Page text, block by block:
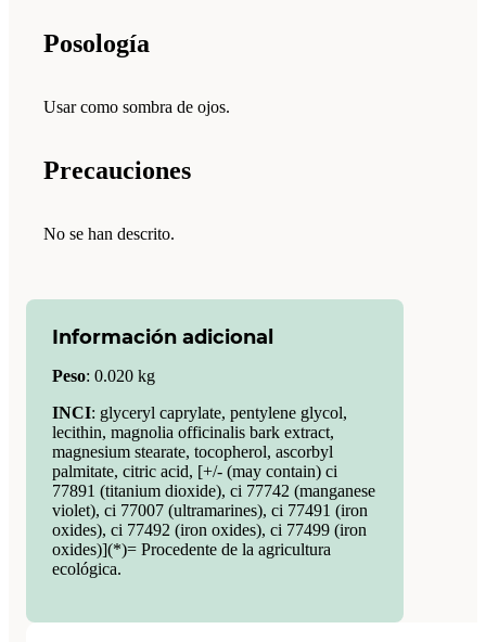
Posología
Usar como sombra de ojos.
Precauciones
No se han descrito.
Información adicional
Peso: 0.020 kg
INCI: glyceryl caprylate, pentylene glycol,
lecithin, magnolia officinalis bark extract,
magnesium stearate, tocopherol, ascorbyl
palmitate, citric acid, [+/- (may contain) ci
77891 (titanium dioxide), ci 77742 (manganese
violet), ci 77007 (ultramarines), ci 77491 (iron
oxides), ci 77492 (iron oxides), ci 77499 (iron
oxides)](*)= Procedente de la agricultura
ecológica.